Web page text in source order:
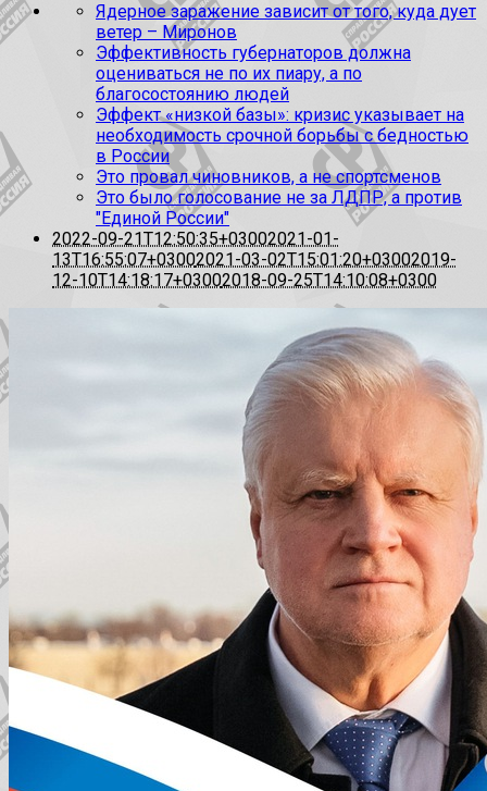
Ядерное заражение зависит от того, куда дует
ветер – Миронов
Эффективность губернаторов должна
оцениваться не по их пиару, а по
благосостоянию людей
Эффект «низкой базы»: кризис указывает на
необходимость срочной борьбы с бедностью
в России
Это провал чиновников, а не спортсменов
Это было голосование не за ЛДПР, а против
"Единой России"
2022-09-21T12:50:35+03002021-01-
13T16:55:07+03002021-03-02T15:01:20+03002019-
12-10T14:18:17+03002018-09-25T14:10:08+0300